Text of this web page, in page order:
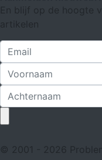
En blijf op de hoogte
artikelen
© 2001 - 2026